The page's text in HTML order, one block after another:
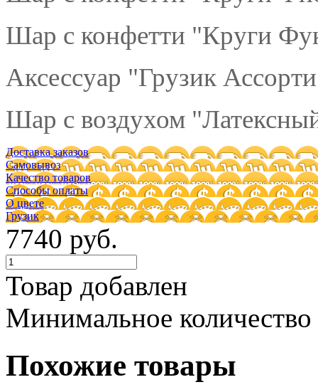
Шар с конфетти "Круги
Аксессуар "Грузик
Шар с воздухом
Доставка заказов
Самовывоз
Качество товаров
Способы оплаты
О цвете
Грузик
7740 руб.
Товар добавлен
Минимальное
Похожие товары